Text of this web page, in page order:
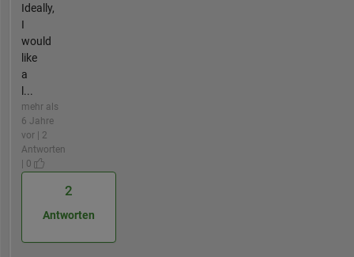
Ideally,
I
would
like
a
l...
mehr als
6 Jahre
vor | 2
Antworten
| 0
2
Antworten